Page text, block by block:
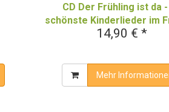
CD Der Frühling ist da
schönste Kinderlieder im
14,90 € *
Mehr